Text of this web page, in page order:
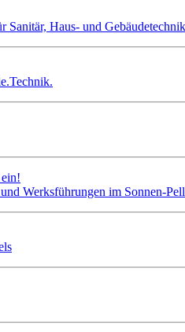
Sanitär, Haus- und Gebäudetechnik
Werksführungen im Sonnen-